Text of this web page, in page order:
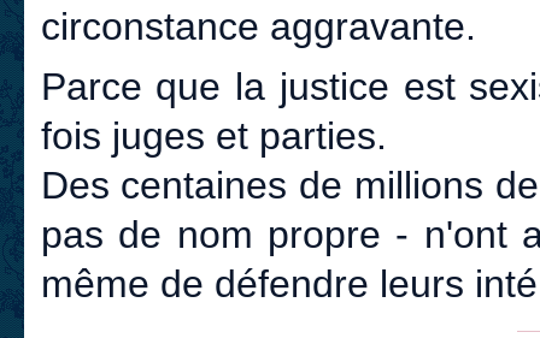
circonstance aggravante.
Parce que la justice est
fois juges et parties.
Des centaines de millions
pas de nom propre - n'ont
même de défendre leurs